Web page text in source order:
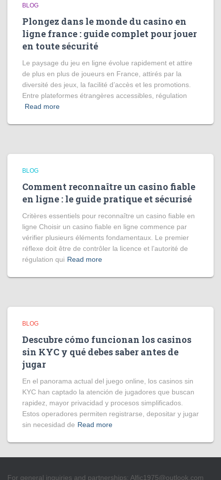
BLOG
Plongez dans le monde du casino en
ligne france : guide complet pour jouer
en toute sécurité
Le paysage du jeu en ligne évolue rapidement et attire
de plus en plus de joueurs en France, attirés par la
diversité des jeux, la facilité d’accès et les promotions.
Entre plateformes étrangères accessibles, régulation
Read more
BLOG
Comment reconnaître un casino fiable
en ligne : le guide pratique et sécurisé
Critères essentiels pour reconnaître un casino fiable en
ligne Choisir un casino fiable en ligne commence par
vérifier plusieurs éléments fondamentaux. Le premier
réflexe doit être de contrôler la licence et l’autorité de
régulation qui Read more
BLOG
Descubre cómo funcionan los casinos
sin KYC y qué debes saber antes de
jugar
En el panorama actual del juego online, los casinos sin
KYC han captado la atención de jugadores que buscan
rapidez, mayor privacidad y procesos simplificados.
Estos operadores permiten registrarse, depositar y jugar
sin necesidad de Read more
For general inquiries and partnerships: Alfic1975@outlook.com